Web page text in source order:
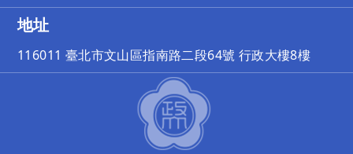
地址
116011 臺北市文山區指南路二段64號 行政大樓8樓